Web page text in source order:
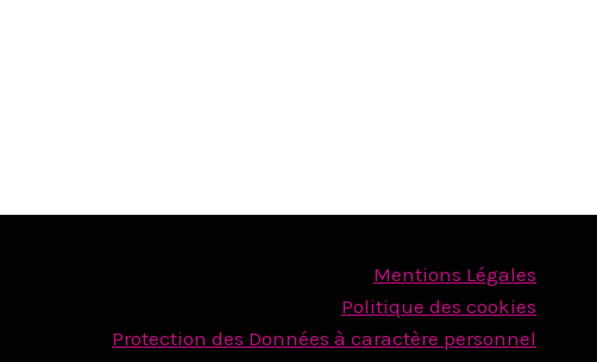
Mentions Légales
Politique des cookies
Protection des Données à caractère personnel